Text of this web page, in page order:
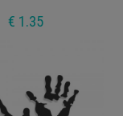
€ 1.35